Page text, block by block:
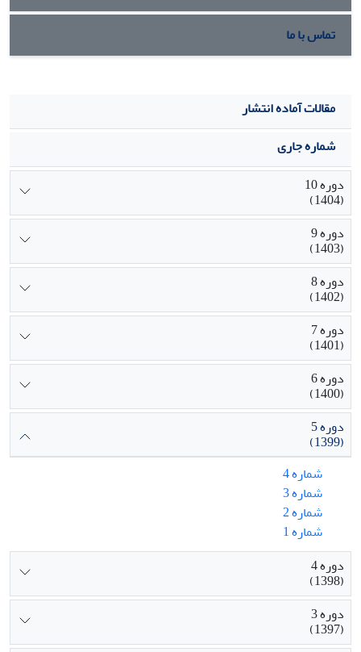
تماس با ما
مقالات آماده انتشار
شماره جاری
دوره 10
(1404)
دوره 9
(1403)
دوره 8
(1402)
دوره 7
(1401)
دوره 6
(1400)
دوره 5
(1399)
شماره 4
شماره 3
شماره 2
شماره 1
دوره 4
(1398)
دوره 3
(1397)